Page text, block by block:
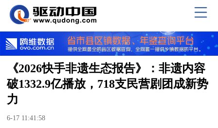
《2026快手非遗生态报告》：非遗内容
破1332.9亿播放，718支民营剧团成新势
力
6-17 11:41:58